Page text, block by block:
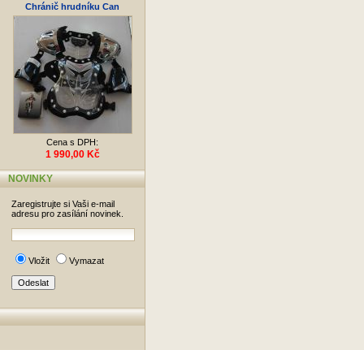
Chránič hrudníku Can
Cena s DPH:
1 990,00 Kč
NOVINKY
Zaregistrujte si Vaši e-mail
adresu pro zasílání novinek.
Vložit Vymazat